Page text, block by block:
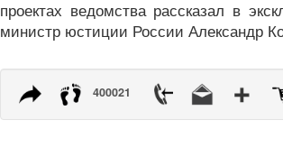
проектах ведомства рассказал в
министр юстиции России Александр
400021